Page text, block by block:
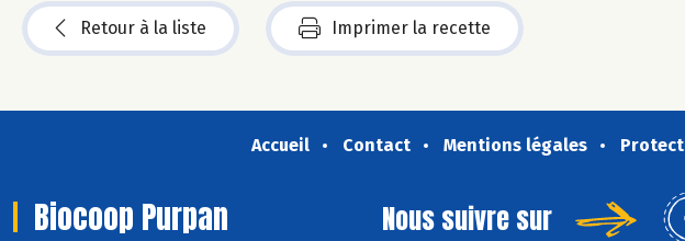
Retour à la liste Imprimer la recette
Accueil Contact Mentions légales
Biocoop Purpan Nous suivre sur